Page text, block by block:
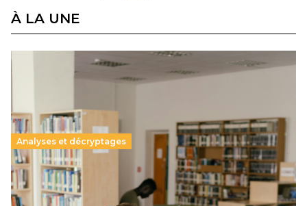
À LA UNE
Analyses et décryptages
Supérieur privé : une dérive qui met à mal la
promesse républicaine